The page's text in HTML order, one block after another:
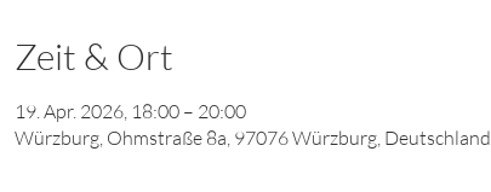
Zeit & Ort
19. Apr. 2026, 18:00 – 20:00
Würzburg, Ohmstraße 8a, 97076 Würzburg, Deutschland